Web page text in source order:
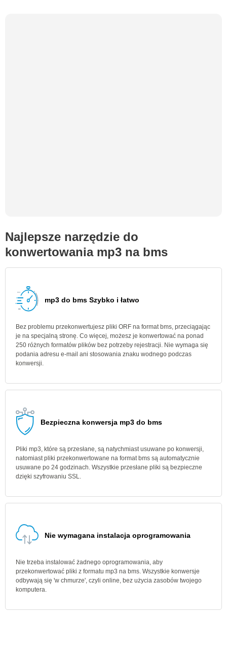
Najlepsze narzędzie do
konwertowania mp3 na bms
mp3 do bms Szybko i łatwo
Bez problemu przekonwertujesz pliki ORF na format bms, przeciągając
je na specjalną stronę. Co więcej, możesz je konwertować na ponad
250 różnych formatów plików bez potrzeby rejestracji. Nie wymaga się
podania adresu e-mail ani stosowania znaku wodnego podczas
konwersji.
Bezpieczna konwersja mp3 do bms
Pliki mp3, które są przesłane, są natychmiast usuwane po konwersji,
natomiast pliki przekonwertowane na format bms są automatycznie
usuwane po 24 godzinach. Wszystkie przesłane pliki są bezpieczne
dzięki szyfrowaniu SSL.
Nie wymagana instalacja oprogramowania
Nie trzeba instalować żadnego oprogramowania, aby
przekonwertować pliki z formatu mp3 na bms. Wszystkie konwersje
odbywają się 'w chmurze', czyli online, bez użycia zasobów twojego
komputera.